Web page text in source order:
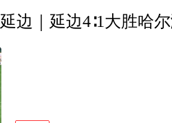
边｜延边4∶1大胜哈